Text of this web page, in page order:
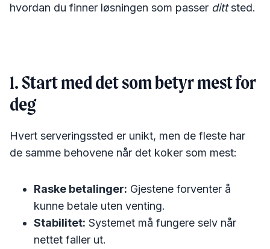
hvordan du finner løsningen som passer dittsted.
1. Start med det som betyr mest for
deg
Hvert serveringssted er unikt, men de fleste har
de samme behovene når det koker som mest:
Raske betalinger: Gjestene forventer å
kunne betale uten venting.
Stabilitet: Systemet må fungere selv når
nettet faller ut.